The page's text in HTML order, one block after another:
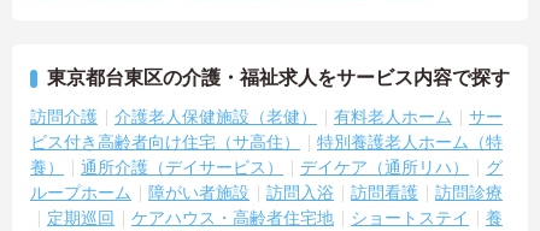
東京都台東区の介護・福祉求人をサービス内容で探す
訪問介護 介護老人保健施設（老健） 有料老人ホーム
サー
ビス付き高齢者向け住宅（サ高住）
特別養護老人ホーム（特
養）
通所介護（デイサービス） デイケア（通所リハ）
グ
ループホーム
障がい者施設 訪問入浴 訪問看護
訪問診療
定期巡回
ケアハウス・高齢者住宅地 ショートステイ
養